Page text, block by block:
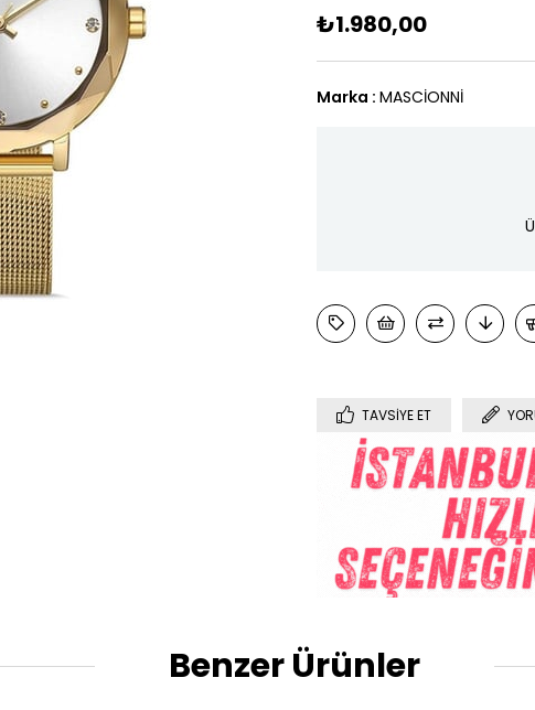
₺1.980,00
Marka : MASCİONNİ
TAVSIYE ET
Benzer Ürünler